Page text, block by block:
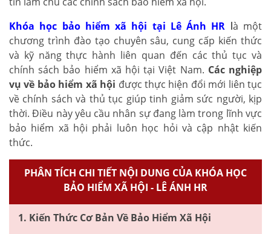
Khóa học bảo hiểm xã hội tại Lê Ánh HR là một
chương trình đào tạo chuyên sâu, cung cấp kiến thức
và kỹ năng thực hành liên quan đến các thủ tục và
chính sách bảo hiểm xã hội tại Việt Nam. Các nghiệp
vụ về bảo hiểm xã hội được thực hiện đổi mới liên tục
về chính sách và thủ tục giúp tinh giảm sức người, kịp
thời. Điều này yêu cầu nhân sự đang làm trong lĩnh vực
bảo hiểm xã hội phải luôn học hỏi và cập nhật kiến
thức.
PHÂN TÍCH CHI TIẾT NỘI DUNG CỦA KHÓA HỌC
BẢO HIỂM XÃ HỘI - LÊ ÁNH HR
1. Kiến Thức Cơ Bản Về Bảo Hiểm Xã Hội